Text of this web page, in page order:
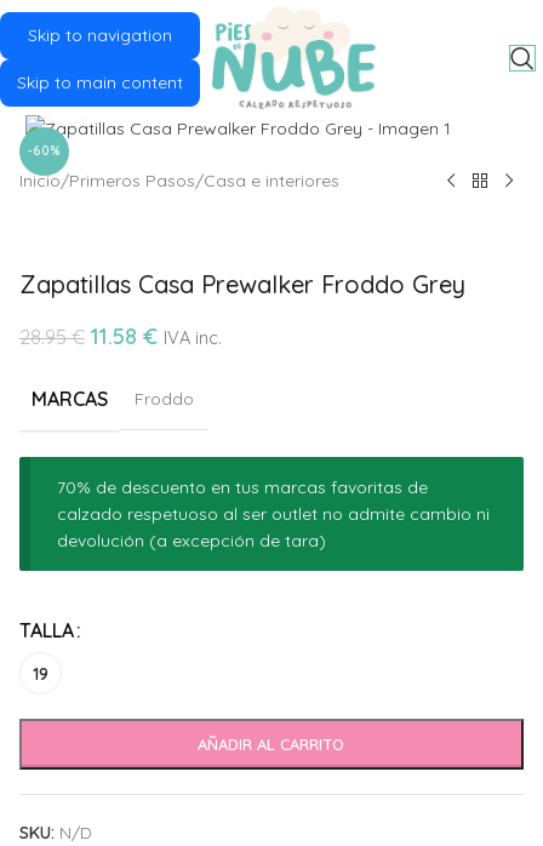
Skip to navigation
Skip to main content
-60%
Click to enlarge
Inicio/Primeros Pasos/Casa e interiores
Zapatillas Casa Prewalker Froddo Grey
28.95€ 11.58 € IVA inc.
MARCAS Froddo
70% de descuento en tus marcas favoritas de
calzado respetuoso al ser outlet no admite cambio ni
devolución (a excepción de tara)
TALLA
19
AÑADIR AL CARRITO
Alternative:
SKU: N/D